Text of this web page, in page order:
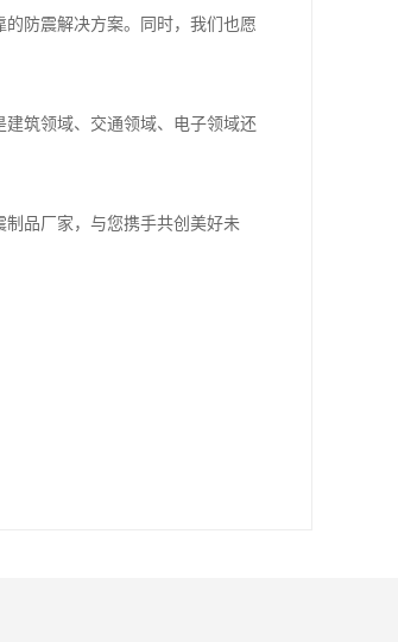
防震解决方案。同时，我们也愿
筑领域、交通领域、电子领域还
品厂家，与您携手共创美好未